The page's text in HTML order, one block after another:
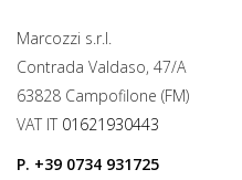
Marcozzi s.r.l.
Contrada Valdaso, 47/A
63828 Campofilone (FM)
VAT IT 01621930443
P. +39 0734 931725